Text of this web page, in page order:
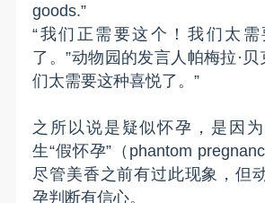
goods.”
“我们正需要这个！我们太
了。”动物园的发言人帕梅拉·贝
们太需要这种喜悦了。”
之所以说是疑似怀孕，是因
生“假怀孕”（phantom
尽管美香之前有过此现象，但
孕判断有信心。